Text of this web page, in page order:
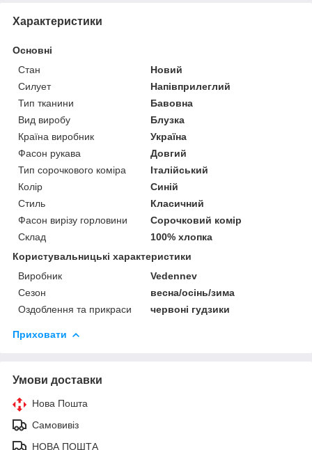
Характеристики
Основні
Стан
Новий
Силует
Напівприлеглий
Тип тканини
Бавовна
Вид виробу
Блузка
Країна виробник
Україна
Фасон рукава
Довгий
Тип сорочкового коміра
Італійський
Колір
Синій
Стиль
Класичний
Фасон вирізу горловини
Сорочковий комір
Склад
100% хлопка
Користувальницькі характеристики
Виробник
Vedennev
Сезон
весна/осінь/зима
Оздоблення та прикраси
червоні гудзики
Приховати
Умови доставки
Нова Пошта
Самовивіз
НОВА ПОШТА